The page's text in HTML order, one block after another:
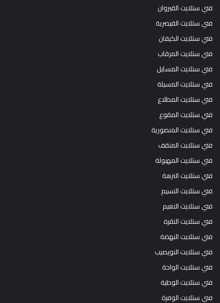
فني ستلايت القيروان
فني ستلايت القيصرية
فني ستلايت الكيفان
فني ستلايت المرقاب
فني ستلايت المسايل
فني ستلايت المسيلة
فني ستلايت المطلاع
فني ستلايت المقوع
فني ستلايت المنصورية
فني ستلايت المنقف
فني ستلايت المهبولة
فني ستلايت النزهة
فني ستلايت النسيم
فني ستلايت النعيم
فني ستلايت النقرة
فني ستلايت النهضة
فني ستلايت النويصيب
فني ستلايت الواحة
فني ستلايت الوطية
فني ستلايت الوفرة